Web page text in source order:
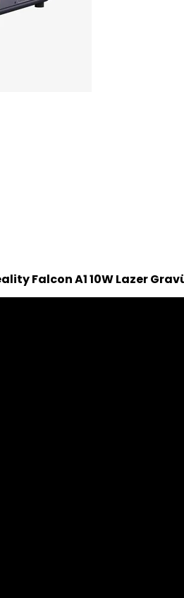
Falcon A1 10W Lazer